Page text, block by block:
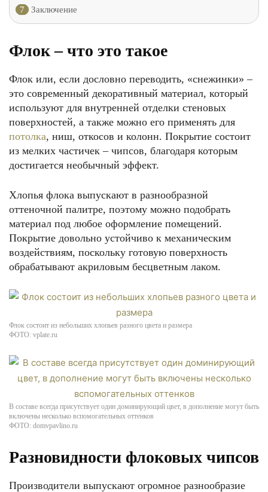
7
Заключение
Флок – что это такое
Флок или, если дословно переводить, «снежинки» –
это современный декоративный материал, который
используют для внутренней отделки стеновых
поверхностей, а также можно его применять для
потолка, ниш, откосов и колонн. Покрытие состоит
из мелких частичек – чипсов, благодаря которым
достигается необычный эффект.
Хлопья флока выпускают в разнообразной
оттеночной палитре, поэтому можно подобрать
материал под любое оформление помещений.
Покрытие довольно устойчиво к механическим
воздействиям, поскольку готовую поверхность
обрабатывают акриловым бесцветным лаком.
Флок состоит из небольших хлопьев разного цвета и размера
ФОТО: vplate.ru
В составе всегда присутствует один доминирующий цвет, в дополнение могут быть
включены несколько вспомогательных оттенков
ФОТО: domvpavlino.ru
Разновидности флоковых чипсов
Производители выпускают огромное разнообразие